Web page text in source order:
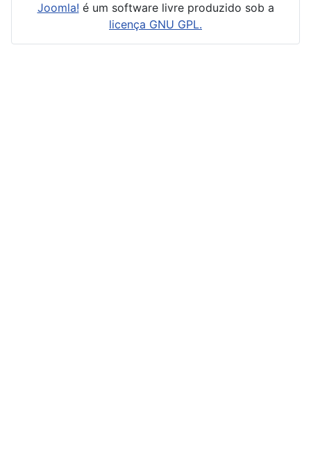
Joomla! é um software livre produzido sob a
licença GNU GPL.